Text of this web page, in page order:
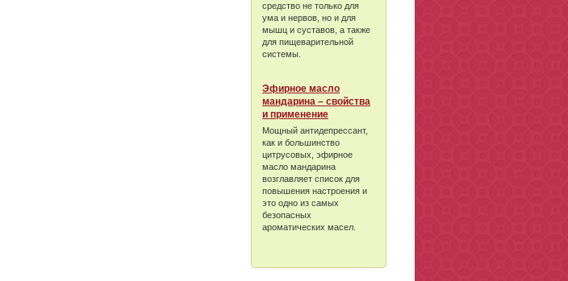
средство не только для
ума и нервов, но и для
мышц и суставов, а также
для пищеварительной
системы.
Эфирное масло
мандарина – свойства
и применение
Мощный антидепрессант,
как и большинство
цитрусовых, эфирное
масло мандарина
возглавляет список для
повышения настроения и
это одно из самых
безопасных
ароматических масел.